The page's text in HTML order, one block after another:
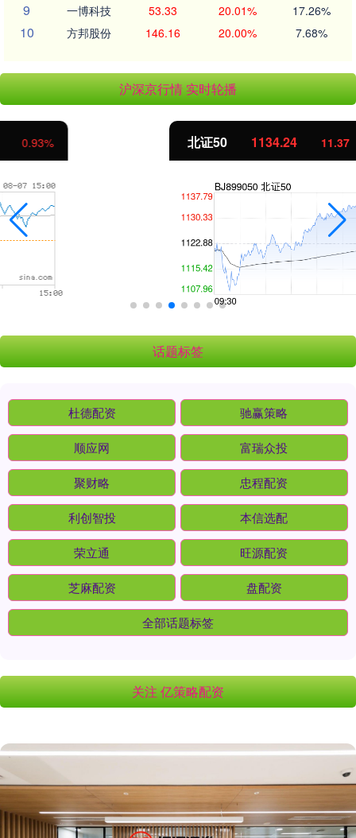
9 一博科技 53.33 20.01% 17.26%
10 方邦股份 146.16 20.00% 7.68%
沪深京行情 实时轮播
11.37 1.01%
话题标签
杜德配资 驰赢策略
顺应网 富瑞众投
聚财略 忠程配资
利创智投 本信选配
荣立通 旺源配资
芝麻配资 盘配资
全部话题标签
关注 亿策略配资